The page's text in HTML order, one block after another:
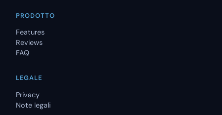
PRODOTTO
Features
Reviews
FAQ
LEGALE
Privacy
Note legali